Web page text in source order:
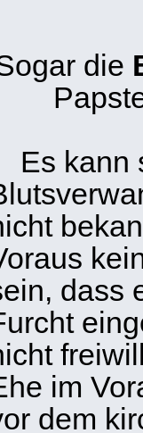
die
Es kann
dass
im
dem